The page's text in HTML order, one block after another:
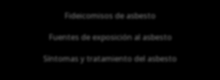
Fideicomisos de asbesto
Fuentes de exposición al asbesto
Síntomas y tratamiento del asbesto